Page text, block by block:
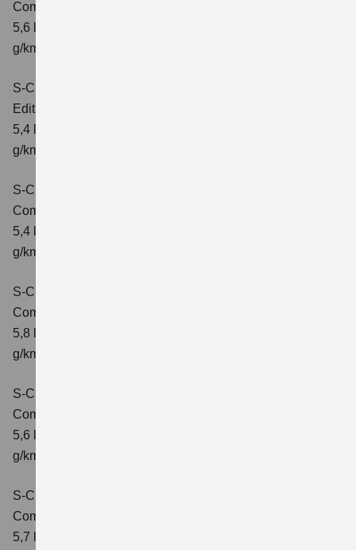
Comfort+
5,6 l/100km; kombinierter Wert der CO₂-Emission: 127
g/km; CO₂-Klasse: D
S-Cross 1.4 BOOSTERJET HYBRID
Edition
5,4 l/100 km; kombinierter Wert der CO2-Emission: 121
g/km; CO2-Klasse: D
S-Cross 1.4 BOOSTERJET HYBRID
Comfort
5,4 l/100 km; kombinierter Wert der CO2-Emission: 121
g/km; CO2-Klasse: D
S-Cross 1.4 BOOSTERJET HYBRID AT
Comfort
5,8 l/100 km; kombinierter Wert der CO2-Emission: 132
g/km; CO2-Klasse: D
S-Cross 1.4 BOOSTERJET HYBRID ALLGRIP
Comfort
5,6 l/100 km; kombinierter Wert der CO2-Emission: 131
g/km; CO2-Klasse: D
S-Cross 1.4 BOOSTERJET HYBRID ALLGRIP
Comfort+
5,7 l/100 km; kombinierter Wert der CO2-Emission: 131